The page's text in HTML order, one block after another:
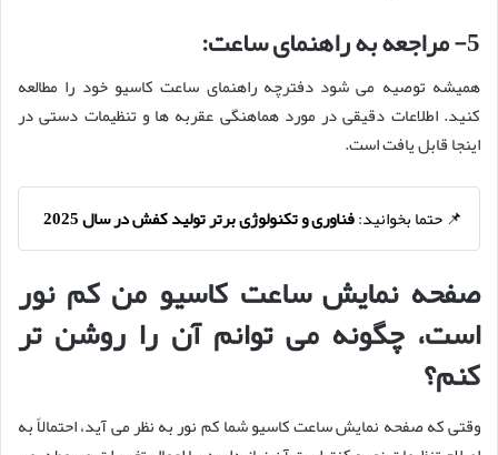
5- مراجعه به راهنمای ساعت:
همیشه توصیه می ‌شود دفترچه راهنمای ساعت کاسیو خود را مطالعه
کنید. اطلاعات دقیقی در مورد هماهنگی عقربه‌ ها و تنظیمات دستی در
اینجا قابل‌ یافت است.
📌 حتما بخوانید:فناوری و تکنولوژی برتر تولید کفش در سال 2025
صفحه نمایش ساعت کاسیو من کم نور
است، چگونه می‌ توانم آن را روشن ‌تر
کنم؟
وقتی که صفحه نمایش ساعت کاسیو شما کم نور به نظر می ‌آید، احتمالاً به